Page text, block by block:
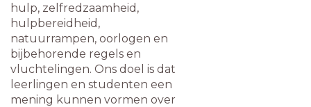
hulp, zelfredzaamheid,
hulpbereidheid,
natuurrampen, oorlogen en
bijbehorende regels en
vluchtelingen. Ons doel is dat
leerlingen en studenten een
mening kunnen vormen over